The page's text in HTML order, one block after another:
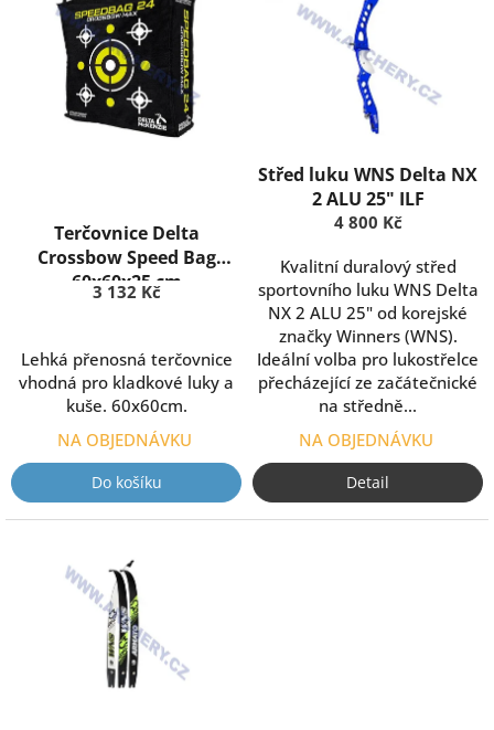
Terčovnice Delta
Crossbow Speed Bag
60x60x25 cm
3 132 Kč
Lehká přenosná terčovnice
vhodná pro kladkové luky a
kuše. 60x60cm.
NA OBJEDNÁVKU
Do košíku
Střed luku WNS Delta NX
2 ALU 25" ILF
4 800 Kč
Kvalitní duralový střed
sportovního luku WNS Delta
NX 2 ALU 25" od korejské
značky Winners (WNS).
Ideální volba pro lukostřelce
přecházející ze začátečnické
na středně...
NA OBJEDNÁVKU
Detail